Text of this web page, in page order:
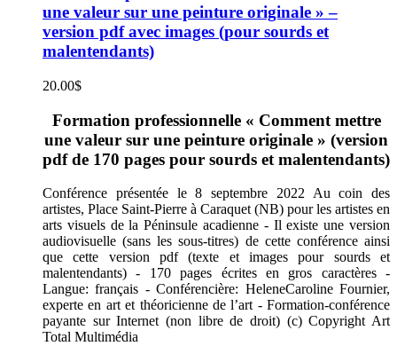
une valeur sur une peinture originale » –
version pdf avec images (pour sourds et
malentendants)
20.00$
Formation professionnelle « Comment mettre
une valeur sur une peinture originale » (version
pdf de 170 pages pour sourds et malentendants)
Conférence présentée le 8 septembre 2022 Au coin des
artistes, Place Saint-Pierre à Caraquet (NB) pour les artistes en
arts visuels de la Péninsule acadienne - Il existe une version
audiovisuelle (sans les sous-titres) de cette conférence ainsi
que cette version pdf (texte et images pour sourds et
malentendants) - 170 pages écrites en gros caractères -
Langue: français - Conférencière: HeleneCaroline Fournier,
experte en art et théoricienne de l’art - Formation-conférence
payante sur Internet (non libre de droit) (c) Copyright Art
Total Multimédia